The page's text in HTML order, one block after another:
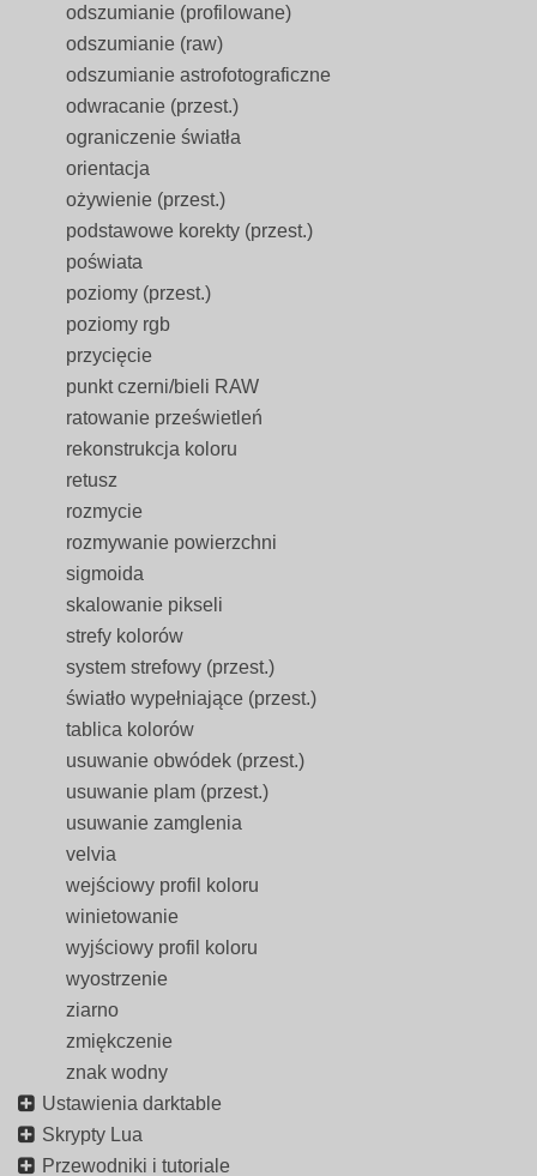
odszumianie (profilowane)
odszumianie (raw)
odszumianie astrofotograficzne
odwracanie (przest.)
ograniczenie światła
orientacja
ożywienie (przest.)
podstawowe korekty (przest.)
poświata
poziomy (przest.)
poziomy rgb
przycięcie
punkt czerni/bieli RAW
ratowanie prześwietleń
rekonstrukcja koloru
retusz
rozmycie
rozmywanie powierzchni
sigmoida
skalowanie pikseli
strefy kolorów
system strefowy (przest.)
światło wypełniające (przest.)
tablica kolorów
usuwanie obwódek (przest.)
usuwanie plam (przest.)
usuwanie zamglenia
velvia
wejściowy profil koloru
winietowanie
wyjściowy profil koloru
wyostrzenie
ziarno
zmiękczenie
znak wodny
Ustawienia darktable
Skrypty Lua
Przewodniki i tutoriale